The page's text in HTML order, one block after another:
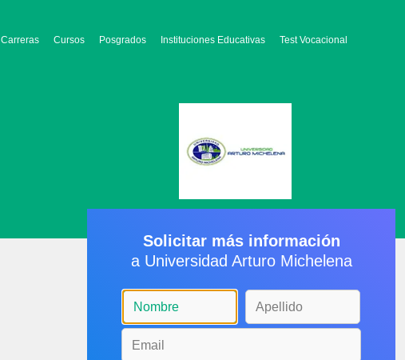
Carreras Cursos Posgrados Instituciones Educativas Test Vocacional
Solicitar más información
a Universidad Arturo Michelena